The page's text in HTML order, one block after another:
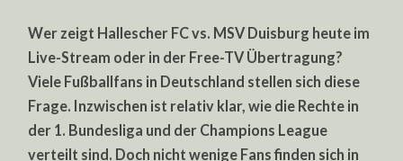
VS.
DUISBURG
LIVE
IM
STREAM
ODER
FREE-
TV
Wer zeigt Hallescher FC vs. MSV Duisburg heute im
Live-Stream oder in der Free-TV Übertragung?
Viele Fußballfans in Deutschland stellen sich diese
Frage. Inzwischen ist relativ klar, wie die Rechte in
der 1. Bundesliga und der Champions League
verteilt sind. Doch nicht wenige Fans finden sich in